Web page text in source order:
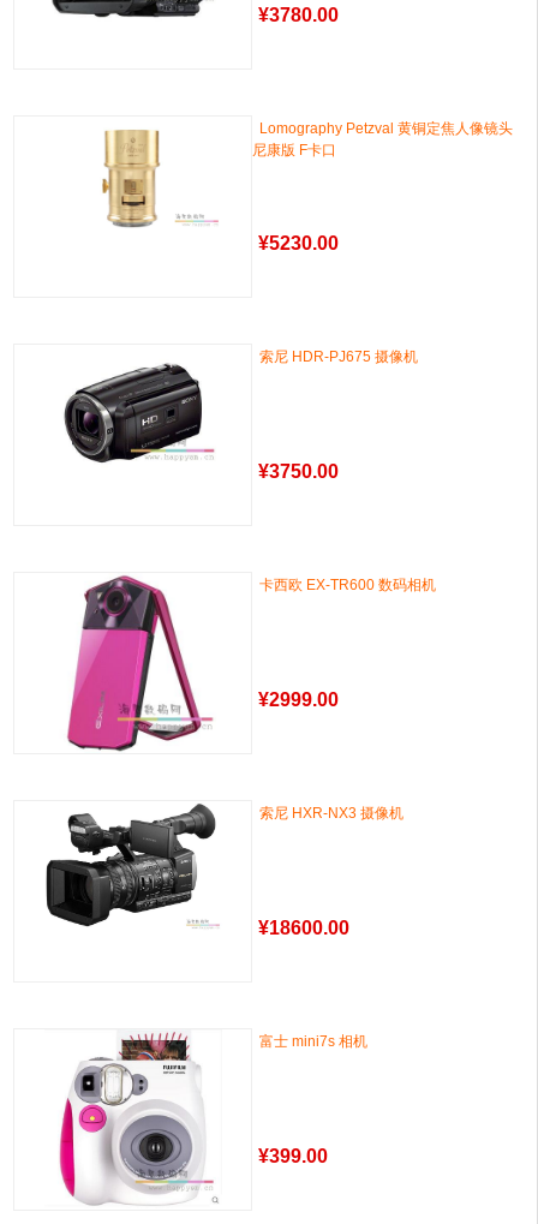
¥3780.00
Lomography Petzval 黄铜定焦人像镜头
尼康版 F卡口
¥5230.00
索尼 HDR-PJ675 摄像机
¥3750.00
卡西欧 EX-TR600 数码相机
¥2999.00
索尼 HXR-NX3 摄像机
¥18600.00
富士 mini7s 相机
¥399.00